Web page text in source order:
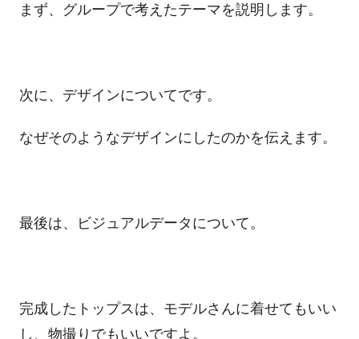
まず、グループで考えたテーマを説明します。
次に、デザインについてです。
なぜそのようなデザインにしたのかを伝えます。
最後は、ビジュアルデータについて。
完成したトップスは、モデルさんに着せてもいい
し、物撮りでもいいですよ。